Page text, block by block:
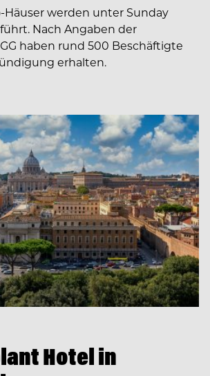
Häuser werden unter Sunday
Nach Angaben der
haben rund 500 Beschäftigte
erhalten.
Hotel in